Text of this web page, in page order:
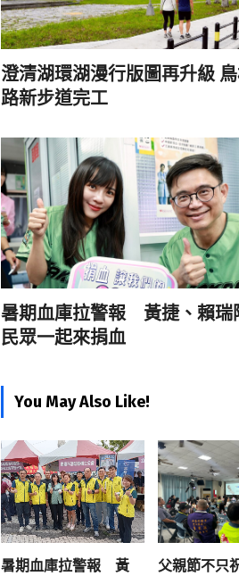
澄清湖環湖漫行版圖再升級
路新步道完工
暑期血庫拉警報 黃捷、賴瑞
民眾一起來捐血
You May Also Like!
暑期血庫拉警報 黃
父親節不只